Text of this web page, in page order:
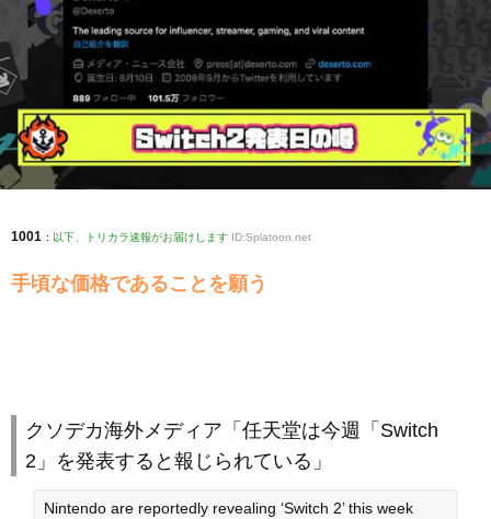
1001 : 以下、トリカラ速報がお届けします ID:Splatoon.net
手頃な価格であることを願う
クソデカ海外メディア「任天堂は今週「Switch
2」を発表すると報じられている」
Nintendo are reportedly revealing ‘Switch 2’ this week